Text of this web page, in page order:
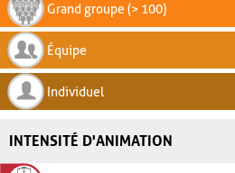
Grand groupe (> 100)
Équipe
Individuel
INTENSITÉ D'ANIMATION